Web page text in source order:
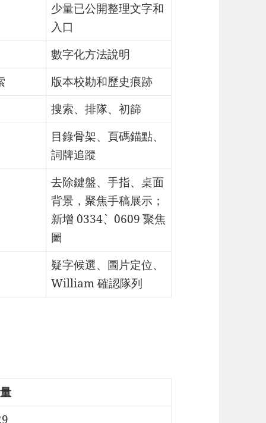
少量已公開整理文字和
入口
數字化方法說明
版本校勘和歷史痕跡
搜索、排隊、初篩
目錄骨架、頁碼錨點、
詞牌追蹤
去除鍵盤、手指、桌面
背景，聚焦手稿展示；
新增 `0334`、`0609` 聚焦
圖
疑字候選、圖片定位、
William 確認隊列